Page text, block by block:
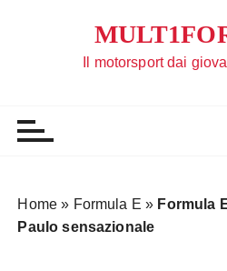
Il motorsport dai
Home » Formula E » Formula
Paulo sensazionale